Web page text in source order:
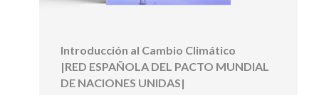
Introducción al Cambio Climático
|RED ESPAÑOLA DEL PACTO MUNDIAL
DE NACIONES UNIDAS|